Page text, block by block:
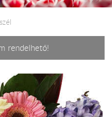
rendelhető!